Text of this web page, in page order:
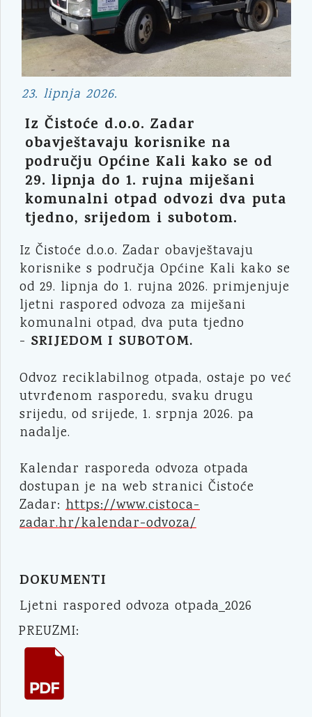
23. lipnja 2026.
Iz Čistoće d.o.o. Zadar
obavještavaju korisnike na
području Općine Kali kako se od
29. lipnja do 1. rujna miješani
komunalni otpad odvozi dva puta
tjedno, srijedom i subotom.
Iz Čistoće d.o.o. Zadar obavještavaju
korisnike s područja Općine Kali kako se
od 29. lipnja do 1. rujna 2026. primjenjuje
ljetni raspored odvoza za miješani
komunalni otpad, dva puta tjedno
- SRIJEDOM I SUBOTOM.
Odvoz reciklabilnog otpada, ostaje po već
utvrđenom rasporedu, svaku drugu
srijedu, od srijede, 1. srpnja 2026. pa
nadalje.
Kalendar rasporeda odvoza otpada
dostupan je na web stranici Čistoće
Zadar: https://www.cistoca-
zadar.hr/kalendar-odvoza/
DOKUMENTI
Ljetni raspored odvoza otpada_2026
PREUZMI: